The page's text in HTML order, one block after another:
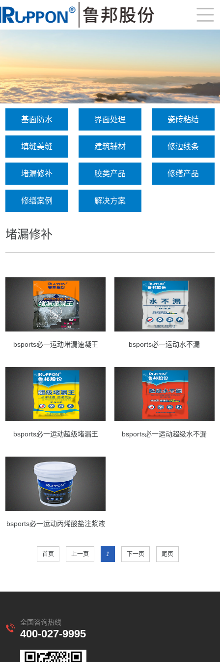
基面防水 界面处理 瓷砖粘结
填缝美缝 建筑辅材 修边线条
堵漏修补 胶类产品 修缮产品
修缮案例 解决方案
堵漏修补
bsports必一运动堵漏速凝王 bsports必一运动水不漏
bsports必一运动超级堵漏王 bsports必一运动超级水不漏
bsports必一运动丙烯酸盐注浆液
首页 上一页 1 下一页 尾页
全国咨询热线
400-027-9995